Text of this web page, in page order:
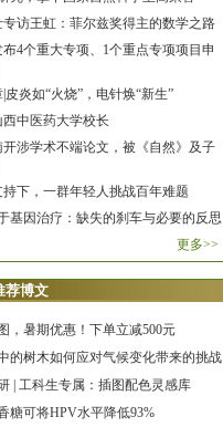
专访王虹：菲尔兹奖得主的数学之路
4个重大专项、1个重点专项项目申
皮炎如“火烧”，电针焕“新生”
西中医药大学校长
开涉学术不端论文，被《自然》及子
下，一群年轻人挑战百年难题
基因治疗：缺失的刹车与必要的反思
更多>>
荐博文
，暑期优惠！下单立减500元
的树木如何应对气候变化带来的挑战
| 工科生专属：插图配色灵感库
糖可将HPV水平降低93%